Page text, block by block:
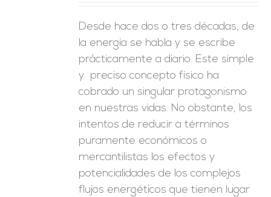
Desde hace dos o tres décadas, de
la energía se habla y se escribe
prácticamente a diario. Este simple
y preciso concepto físico ha
cobrado un singular protagonismo
en nuestras vidas. No obstante, los
intentos de reducir a términos
puramente económicos o
mercantilistas los efectos y
potencialidades de los complejos
flujos energéticos que tienen lugar